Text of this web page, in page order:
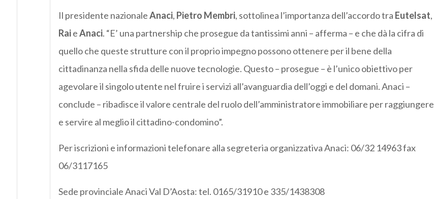
Il presidente nazionaleAnaci, Pietro Membri, sottolinea l’importanza dell’accordo tra Eutelsat,
RaieAnaci. “E’ una partnership che prosegue da tantissimi anni – afferma – e che dà la cifra di
quello che queste strutture con il proprio impegno possono ottenere per il bene della
cittadinanza nella sfida delle nuove tecnologie. Questo – prosegue – è l’unico obiettivo per
agevolare il singolo utente nel fruire i servizi all’avanguardia dell’oggi e del domani. Anaci –
conclude – ribadisce il valore centrale del ruolo dell’amministratore immobiliare per raggiungere
e servire al meglio il cittadino-condomino”.
Per iscrizioni e informazioni telefonare alla segreteria organizzativa Anaci: 06/32 14963 fax
06/3117165
Sede provinciale Anaci Val D’Aosta: tel. 0165/31910 e 335/1438308